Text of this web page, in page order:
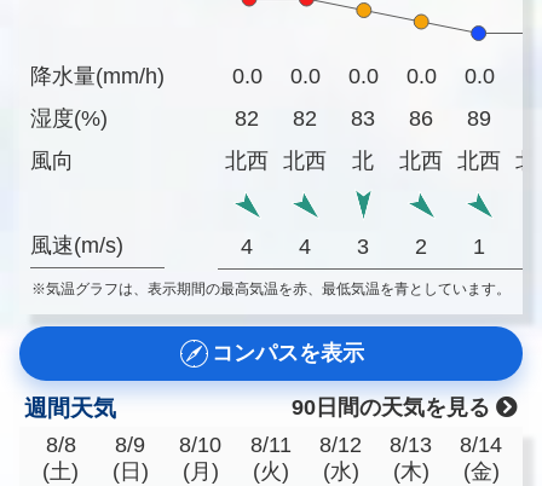
降水量(mm/h)
湿度(%)
風向
風速(m/s)
0.0 0.0 0.0 0.0 0.0
82
82 83 86 89
北西
北西 北 北西 北西 北
4 4 3 2 1
※気温グラフは、表示期間の最高気温を赤、最低気温を青としています。
コンパスを表示
週間天気
90日間の天気を見る
8/8
(土)
8/9
(日)
8/10
(月)
8/11
(火)
8/12
(水)
8/13
(木)
8/14
(金)